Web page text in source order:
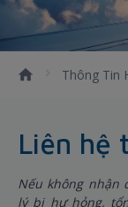
Thông Tin
Liên hệ
Nếu không nhận
lý bị hư hỏng,